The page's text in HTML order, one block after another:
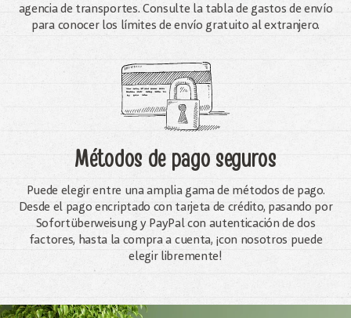
agencia de transportes. Consulte la tabla de gastos de envío
para conocer los límites de envío gratuito al extranjero.
Métodos de pago seguros
Puede elegir entre una amplia gama de métodos de pago.
Desde el pago encriptado con tarjeta de crédito, pasando por
Sofortüberweisung y PayPal con autenticación de dos
factores, hasta la compra a cuenta, ¡con nosotros puede
elegir libremente!